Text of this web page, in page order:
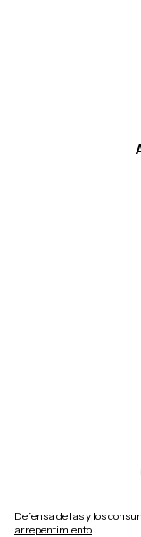
Defensa de las y los
arrepentimiento